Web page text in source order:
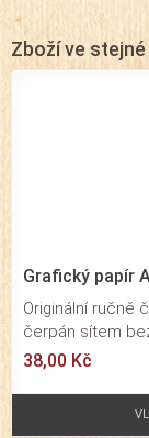
Zboží ve
Grafický papír
Originální ručně
čerpán sítem
čerpaný papír
38,00 Kč